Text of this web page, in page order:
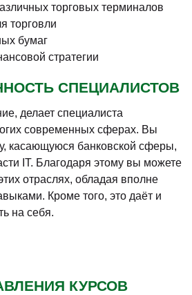
торговых терминалов
торговли
бумаг
стратегии
СПЕЦИАЛИСТОВ
делает специалиста
современных сферах. Вы
касающуюся банковской сферы,
IT. Благодаря этому вы можете
отраслях, обладая вполне
Кроме того, это даёт и
на себя.
КУРСОВ